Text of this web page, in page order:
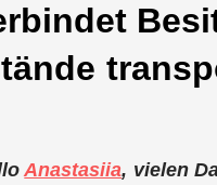
Anastasiia, vielen